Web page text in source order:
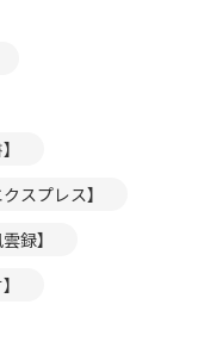
スプレス】
録】